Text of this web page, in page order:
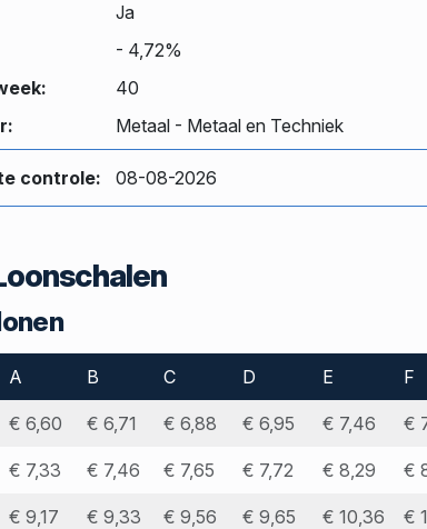
Ja
- 4,72%
40
Metaal - Metaal en Techniek
controle: 08-08-2026
A B C D E F
€ 6,60 € 6,71 € 6,88 € 6,95 € 7,46 €
€ 7,33 € 7,46 € 7,65 € 7,72 € 8,29 €
€ 9,17 € 9,33 € 9,56 € 9,65 € 10,36 €